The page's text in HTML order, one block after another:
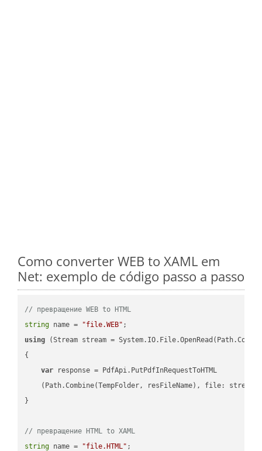
Como converter WEB to XAML em
Net: exemplo de código passo a passo
// превращение WEB to HTML
string name = "file.WEB"
using (Stream stream =
{
var response = PdfApi.PutPdfInRequestToHTML
    (Path.Combine(TempFolder, resFileName), file: stream);
}
// превращение HTML to XAML
string name = "file.HTML"